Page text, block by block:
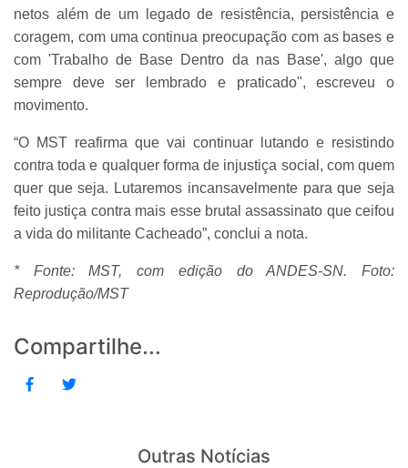
netos além de um legado de resistência, persistência e
coragem, com uma continua preocupação com as bases e
com 'Trabalho de Base Dentro da nas Base', algo que
sempre deve ser lembrado e praticado", escreveu o
movimento.
“O MST reafirma que vai continuar lutando e resistindo
contra toda e qualquer forma de injustiça social, com quem
quer que seja. Lutaremos incansavelmente para que seja
feito justiça contra mais esse brutal assassinato que ceifou
a vida do militante Cacheado”, conclui a nota.
* Fonte: MST, com edição do ANDES-SN. Foto:
Reprodução/MST
Compartilhe...
Outras Notícias